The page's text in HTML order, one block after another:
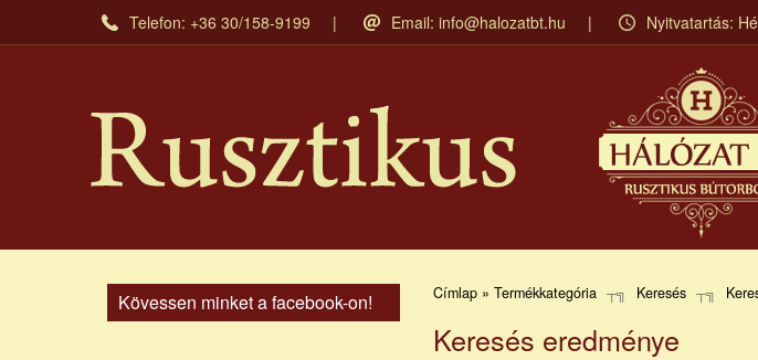
tartalomra
Telefon: +36 30/158-9199 Email: info@halozatbt.hu Nyitvatartás:
Kövessen minket a facebook-on! Címlap » Termékkategória Keresés
Keresés eredménye